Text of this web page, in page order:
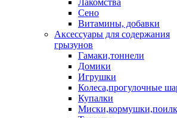
Лакомства
Сено
Витамины, добавки
Аксессуары для содержания
грызунов
Гамаки,тоннели
Домики
Игрушки
Колеса,прогулочные
Купалки